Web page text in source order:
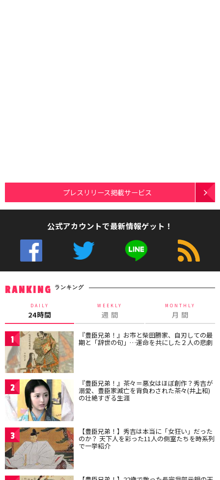
プレスリリース掲載サービス
公式アカウントで最新情報ゲット！
RANKING ランキング
DAILY
24時間
WEEKLY
週 間
MONTHLY
月 間
1 『豊臣兄弟！』お市と柴田勝家、自刃しての最
期と「辞世の句」…運命を共にした２人の悲劇
2 『豊臣兄弟！』茶々＝悪女はほぼ創作？秀吉が
溺愛、豊臣家滅亡を背負わされた茶々(井上和)
の壮絶すぎる生涯
3 【豊臣兄弟！】秀吉は本当に「女狂い」だった
のか？ 天下人を彩った11人の側室たちを時系列
で一挙紹介